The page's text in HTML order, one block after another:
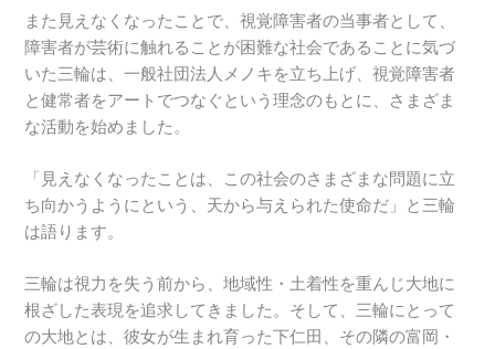
また見えなくなったことで、視覚障害者の当事者として、
障害者が芸術に触れることが困難な社会であることに気づ
いた三輪は、一般社団法人メノキを立ち上げ、視覚障害者
と健常者をアートでつなぐという理念のもとに、さまざま
な活動を始めました。
「見えなくなったことは、この社会のさまざまな問題に立
ち向かうようにという、天から与えられた使命だ」と三輪
は語ります。
三輪は視力を失う前から、地域性・土着性を重んじ大地に
根ざした表現を追求してきました。そして、三輪にとって
の大地とは、彼女が生まれ育った下仁田、その隣の富岡・